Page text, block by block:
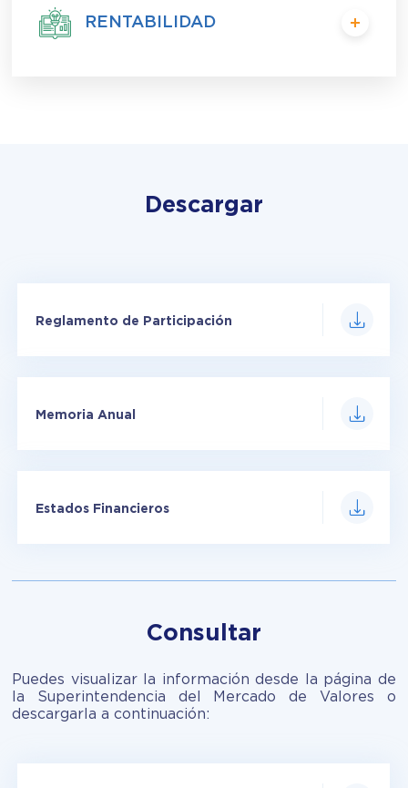
RENTABILIDAD
Descargar
Reglamento de Participación
Memoria Anual
Estados Financieros
Consultar
Puedes visualizar la información desde la página de
la Superintendencia del Mercado de Valores o
descargarla a continuación: